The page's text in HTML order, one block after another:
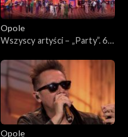
Opole
Wszyscy artyści – „Party”. 62.
więc prywatkę”
Opole